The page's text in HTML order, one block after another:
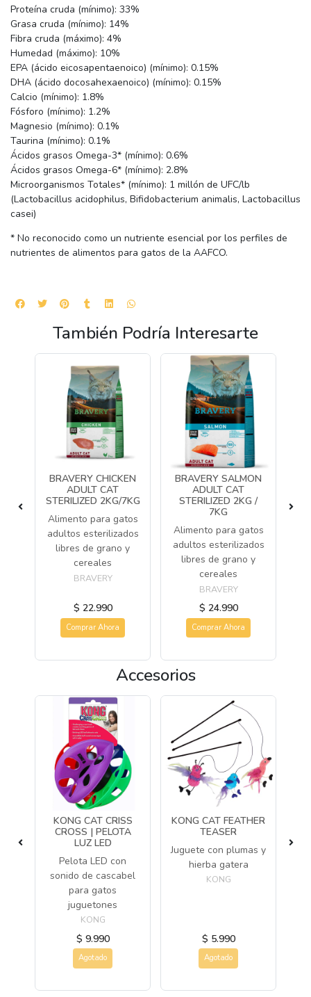
Proteína cruda (mínimo): 33%
Grasa cruda (mínimo): 14%
Fibra cruda (máximo): 4%
Humedad (máximo): 10%
EPA (ácido eicosapentaenoico) (mínimo): 0.15%
DHA (ácido docosahexaenoico) (mínimo): 0.15%
Calcio (mínimo): 1.8%
Fósforo (mínimo): 1.2%
Magnesio (mínimo): 0.1%
Taurina (mínimo): 0.1%
Ácidos grasos Omega-3* (mínimo): 0.6%
Ácidos grasos Omega-6* (mínimo): 2.8%
Microorganismos Totales* (mínimo): 1 millón de UFC/lb
(Lactobacillus acidophilus, Bifidobacterium animalis, Lactobacillus
casei)
* No reconocido como un nutriente esencial por los perfiles de
nutrientes de alimentos para gatos de la AAFCO.
También Podría Interesarte
BRAVERY CHICKEN
ADULT CAT
STERILIZED 2KG/7KG
Alimento para gatos
adultos esterilizados
libres de grano y
cereales
BRAVERY
$ 22.990
Comprar Ahora
BRAVERY SALMON
ADULT CAT
STERILIZED 2KG /
7KG
Alimento para gatos
adultos esterilizados
libres de grano y
cereales
BRAVERY
$ 24.990
Comprar Ahora
Accesorios
KONG CAT CRISS
CROSS | PELOTA
LUZ LED
Pelota LED con
sonido de cascabel
para gatos
juguetones
KONG
$ 9.990
Agotado
KONG CAT FEATHER
TEASER
Juguete con plumas y
hierba gatera
KONG
$ 5.990
Agotado